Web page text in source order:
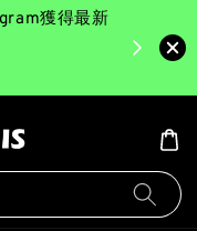
獲得最新